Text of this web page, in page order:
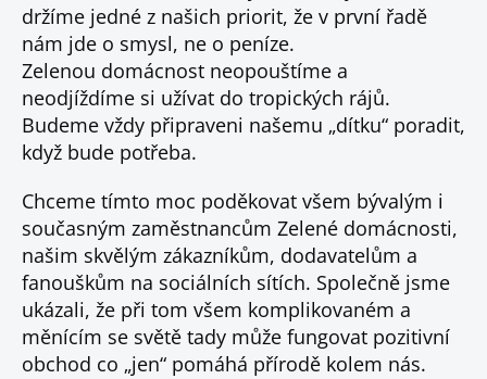
držíme jedné z našich priorit, že v první řadě
nám jde o smysl, ne o peníze.
Zelenou domácnost neopouštíme a
neodjíždíme si užívat do tropických rájů.
Budeme vždy připraveni našemu „dítku“ poradit,
když bude potřeba.
Chceme tímto moc poděkovat všem bývalým i
současným zaměstnancům Zelené domácnosti,
našim skvělým zákazníkům, dodavatelům a
fanouškům na sociálních sítích. Společně jsme
ukázali, že při tom všem komplikovaném a
měnícím se světě tady může fungovat pozitivní
obchod co „jen“ pomáhá přírodě kolem nás.